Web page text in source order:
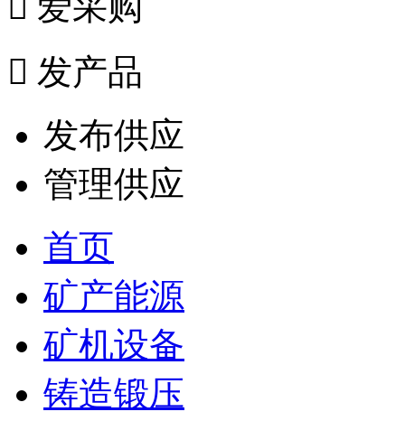
 发产品
发布供应
管理供应
首页
矿产能源
矿机设备
铸造锻压